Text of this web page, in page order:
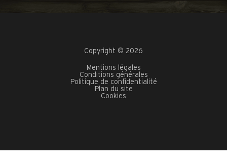
Copyright © 2026
Mentions légales
Conditions générales
Politique de confidentialité
Plan du site
Cookies